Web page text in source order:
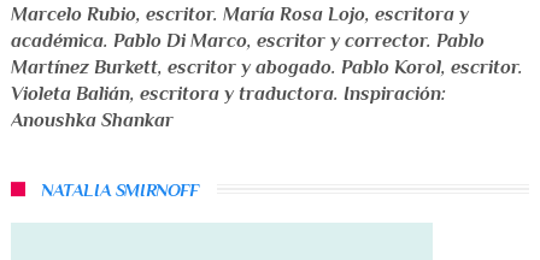
Marcelo Rubio, escritor. María Rosa Lojo, escritora y
académica. Pablo Di Marco, escritor y corrector. Pablo
Martínez Burkett, escritor y abogado. Pablo Korol, escritor.
Violeta Balián, escritora y traductora. Inspiración:
Anoushka Shankar
NATALIA SMIRNOFF